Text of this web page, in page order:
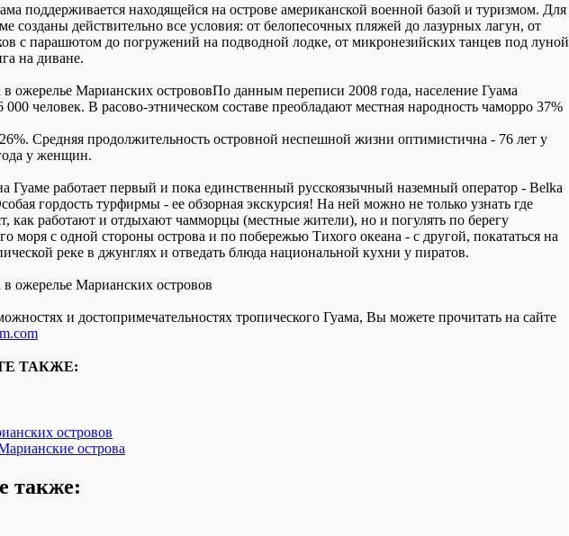
поддерживается находящейся на острове американской военной базой и туризмом. Для
созданы действительно все условия: от белопесочных пляжей до лазурных лагун, от
с парашютом до погружений на подводной лодке, от микронезийских танцев под луной
на диване.
По данным переписи 2008 года, население Гуама
000 человек. В расово-этническом составе преобладают местная народность чаморро 37%
Средняя продолжительность островной неспешной жизни оптимистична - 76 лет у
у женщин.
Гуаме работает первый и пока единственный русскоязычный наземный оператор - Belka
гордость турфирмы - ее обзорная экскурсия! На ней можно не только узнать где
как работают и отдыхают чамморцы (местные жители), но и погулять по берегу
моря с одной стороны острова и по побережью Тихого океана - с другой, покататься на
реке в джунглях и отведать блюда национальной кухни у пиратов.
и достопримечательностях тропического Гуама, Вы можете прочитать на сайте
ТАКЖЕ:
островов
острова
также: